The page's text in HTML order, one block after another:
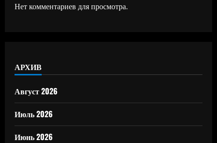
Нет комментариев для просмотра.
АРХИВ
Август 2026
Июль 2026
Июнь 2026